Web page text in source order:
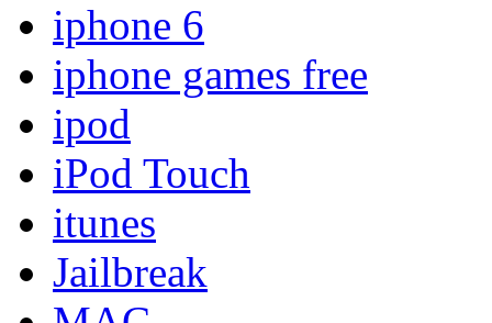
iphone 6
iphone games free
ipod
iPod Touch
itunes
Jailbreak